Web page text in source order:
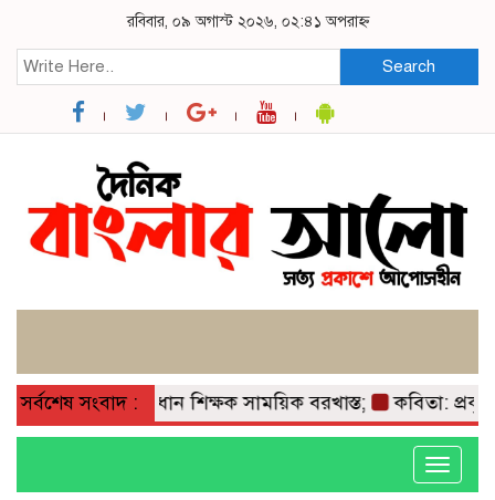
রবিবার, ০৯ অগাস্ট ২০২৬, ০২:৪১ অপরাহ্ন
Search
সর্বশেষ সংবাদ :
ডাল রোপণ,প্রধান শিক্ষক সাময়িক বরখাস্ত; কবিতা: প্রকৃতি
Toggle